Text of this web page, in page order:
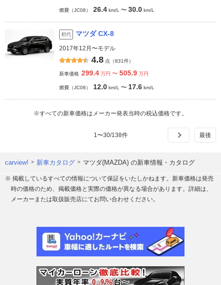
燃費（JC08） 26.4 km/L 〜 30.0 km/L
初代 マツダ CX-8
2017年12月〜モデル
4.8 点（831件）
新車価格 299.4 万円 〜 505.9 万円
燃費（JC08） 12.0 km/L 〜 17.6 km/L
※すべての新車価格はメーカー発表当時の税込価格です。
1 〜30/138件
carview! 新車カタログ マツダ(MAZDA) の新車情報・カタログ
※ 掲載しているすべての情報について保証をいたしかねます。新車価格は発売
時の価格のため、掲載価格と実際の価格が異なる場合があります。詳細は、
メーカーまたは取扱販売店にてお問い合わせください。